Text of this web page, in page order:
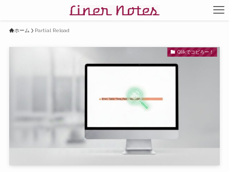
ホーム Partial Reload
Qlikでコピろー！